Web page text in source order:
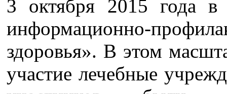
3 октября 2015 года в
информационно-
здоровья». В этом
участие лечебные